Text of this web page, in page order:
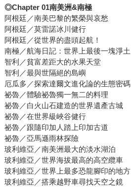
◎Chapter 01南美洲&南極
阿根廷／南美巴黎的繁榮與哀愁
阿根廷／莫雷諾冰川健行
阿根廷／從世界的盡頭起航！
南極／航海日記：世界上最後一塊淨土
智利／貧富差距大的水果天堂
智利／最與世隔絕的島嶼
厄瓜多／探索達爾文進化論的生態密碼
祕魯／體驗祕魯獨一無二的料理
祕魯／白火山石建造的世界遺產古城
祕魯／在世界級峽谷健行
祕魯／跟隨印加人踏上印加古道
祕魯／亞馬遜雨林探險
玻利維亞／南美洲最大的淡水湖泊
玻利維亞／世界海拔最高的高空纜車
玻利維亞／世界上最多恐龍腳印的地方
玻利維亞／搭乘越野車尋找天空之鏡